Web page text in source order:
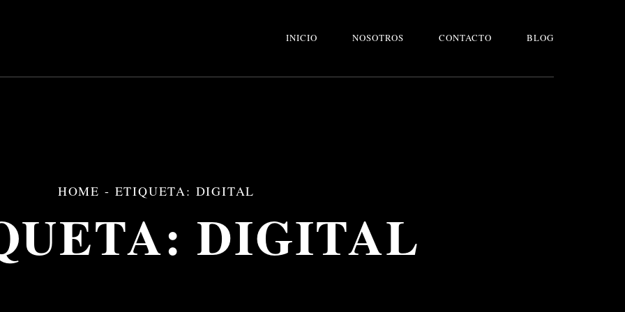
INICIO NOSOTROS CONTACTO BLOG
HOME - ETIQUETA: DIGITAL
DIGITAL